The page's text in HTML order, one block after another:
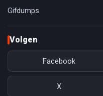
Gifdumps
Volgen
Facebook
X